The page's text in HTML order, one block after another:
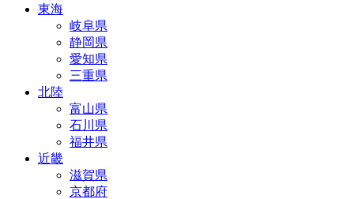
東海
岐阜県
静岡県
愛知県
三重県
北陸
富山県
石川県
福井県
近畿
滋賀県
京都府